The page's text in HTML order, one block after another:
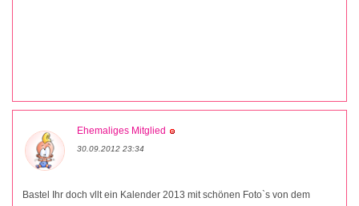
Ehemaliges Mitglied
30.09.2012 23:34
Bastel Ihr doch vllt ein Kalender 2013 mit schönen Foto`s von dem